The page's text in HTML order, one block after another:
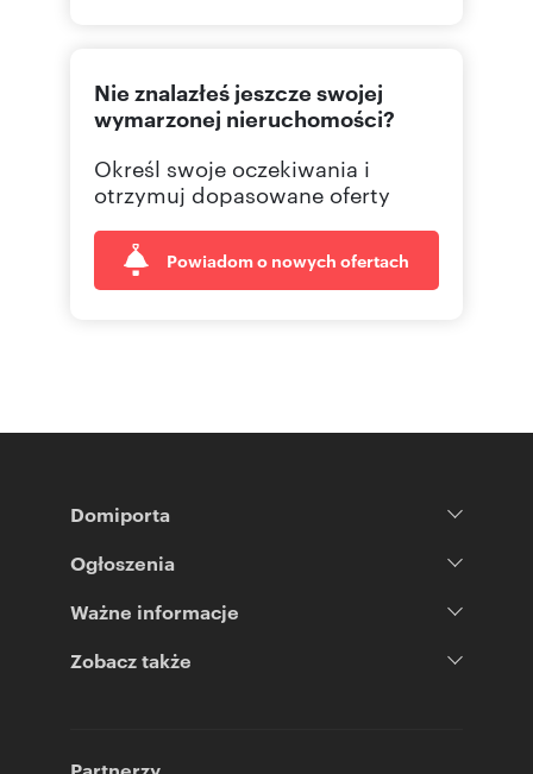
Nie znalazłeś jeszcze swojej
wymarzonej nieruchomości?
Określ swoje oczekiwania i
otrzymuj dopasowane oferty
Powiadom o nowych ofertach
Domiporta
Ogłoszenia
Ważne informacje
Zobacz także